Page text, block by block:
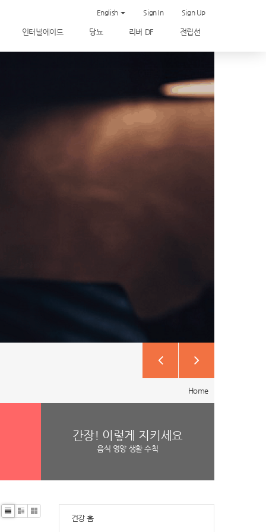
English Sign In Sign Up
인터널에이드 당뇨 리버 DF 전립선
Home
간장! 이렇게 지키세요
음식 영양 생활 수칙
건강 홈
Li
Zi
G